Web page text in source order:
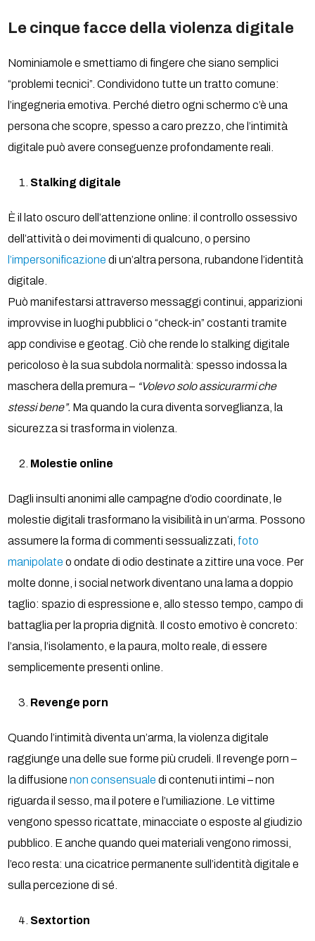
Le cinque facce della violenza digitale
Nominiamole e smettiamo di fingere che siano semplici
“problemi tecnici”. Condividono tutte un tratto comune:
l’ingegneria emotiva. Perché dietro ogni schermo c’è una
persona che scopre, spesso a caro prezzo, che l’intimità
digitale può avere conseguenze profondamente reali.
Stalking digitale
È il lato oscuro dell’attenzione online: il controllo ossessivo
dell’attività o dei movimenti di qualcuno, o persino
l’impersonificazione di un’altra persona, rubandone l’identità
digitale.
Può manifestarsi attraverso messaggi continui, apparizioni
improvvise in luoghi pubblici o “check-in” costanti tramite
app condivise e geotag. Ciò che rende lo stalking digitale
pericoloso è la sua subdola normalità: spesso indossa la
maschera della premura – “Volevo solo assicurarmi che
stessi bene”. Ma quando la cura diventa sorveglianza, la
sicurezza si trasforma in violenza.
Molestie online
Dagli insulti anonimi alle campagne d’odio coordinate, le
molestie digitali trasformano la visibilità in un’arma. Possono
assumere la forma di commenti sessualizzati, foto
manipolate o ondate di odio destinate a zittire una voce. Per
molte donne, i social network diventano una lama a doppio
taglio: spazio di espressione e, allo stesso tempo, campo di
battaglia per la propria dignità. Il costo emotivo è concreto:
l’ansia, l’isolamento, e la paura, molto reale, di essere
semplicemente presenti online.
Revenge porn
Quando l’intimità diventa un’arma, la violenza digitale
raggiunge una delle sue forme più crudeli. Il revenge porn –
la diffusionenon consensuale di contenuti intimi – non
riguarda il sesso, ma il potere e l’umiliazione. Le vittime
vengono spesso ricattate, minacciate o esposte al giudizio
pubblico. E anche quando quei materiali vengono rimossi,
l’eco resta: una cicatrice permanente sull’identità digitale e
sulla percezione di sé.
Sextortion